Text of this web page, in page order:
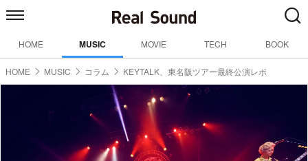
HOME MUSIC MOVIE TECH BOOK
HOME MUSIC コラム KEYTALK、東名阪ツアー最終公演レポ